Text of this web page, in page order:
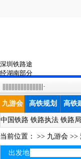
深圳铁路途
经湖南部分
列车停运-九
游会
|||||||||||||||||||||||||||·
九游会 高铁规划 高铁
中国铁路 铁路执法 铁路局
当前位置： >> 九游会 >>
出发地